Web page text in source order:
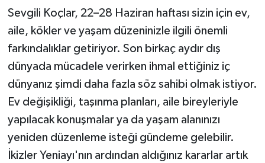
Sevgili Koçlar, 22–28 Haziran haftası sizin için ev,
aile, kökler ve yaşam düzeninizle ilgili önemli
farkındalıklar getiriyor. Son birkaç aydır dış
dünyada mücadele verirken ihmal ettiğiniz iç
dünyanız şimdi daha fazla söz sahibi olmak istiyor.
Ev değişikliği, taşınma planları, aile bireyleriyle
yapılacak konuşmalar ya da yaşam alanınızı
yeniden düzenleme isteği gündeme gelebilir.
İkizler Yeniayı'nın ardından aldığınız kararlar artık